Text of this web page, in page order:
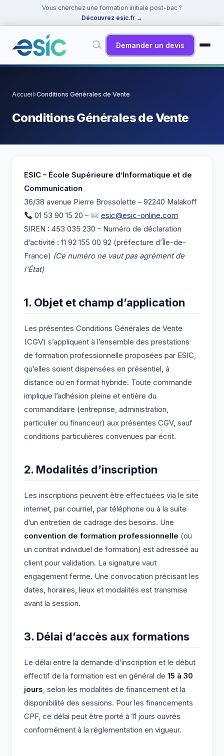
Vous cherchez une formation initiale post-bac ?
Découvrez esic.fr →
Demander un devis
Docker
Accueil›Conditions Générales de Vente
Conditions Générales de Vente
ESIC – École Supérieure d’Informatique et de
Communication
36/38 avenue Pierre Brossolette – 92240 Malakoff
01 53 90 15 20 –
esic@esic-online.com
SIREN : 453 035 230 – Numéro de déclaration
d’activité : 11 92 155 00 92 (préfecture d’Île-de-
France) (Ce numéro ne vaut pas agrément de
l’État)
1. Objet et champ d’application
Les présentes Conditions Générales de Vente
(CGV) s’appliquent à l’ensemble des prestations
de formation professionnelle proposées par ESIC,
qu’elles soient dispensées en présentiel, à
distance ou en format hybride. Toute commande
implique l’adhésion pleine et entière du
commanditaire (entreprise, administration,
particulier ou financeur) aux présentes CGV, sauf
conditions particulières convenues par écrit.
2. Modalités d’inscription
Les inscriptions peuvent être effectuées via le site
internet, par courriel, par téléphone ou à la suite
d’un entretien de cadrage des besoins. Une
convention de formation professionnelle (ou
un contrat individuel de formation) est adressée au
client pour validation. La signature vaut
engagement ferme. Une convocation précisant les
dates, horaires, lieux et modalités est transmise
avant la session.
3. Délai d’accès aux formations
Le délai entre la demande d’inscription et le début
effectif de la formation est en général de 15 à 30
jours, selon les modalités de financement et la
disponibilité des sessions. Pour les financements
CPF, ce délai peut être porté à 11 jours ouvrés
conformément à la réglementation en vigueur.